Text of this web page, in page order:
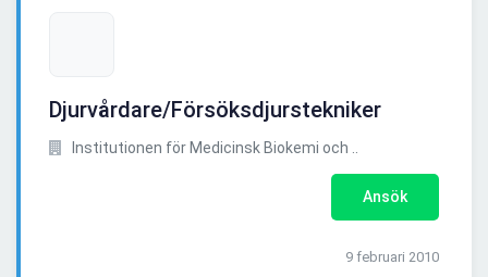
Djurvårdare/Försöksdjurstekniker
Institutionen för Medicinsk Biokemi och ..
Ansök
9 februari 2010